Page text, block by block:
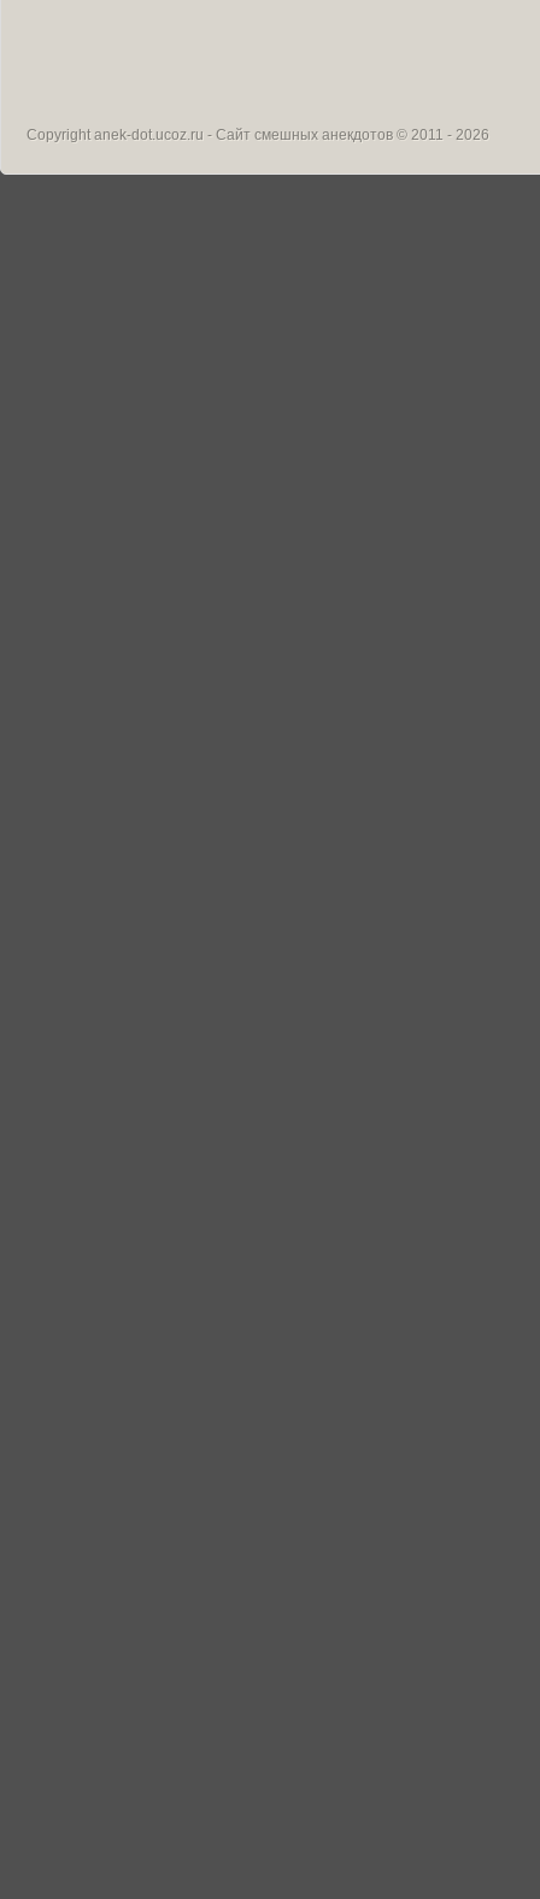
Copyrightanek-dot.ucoz.ru - Сайт смешных анекдотов © 2011 - 2026